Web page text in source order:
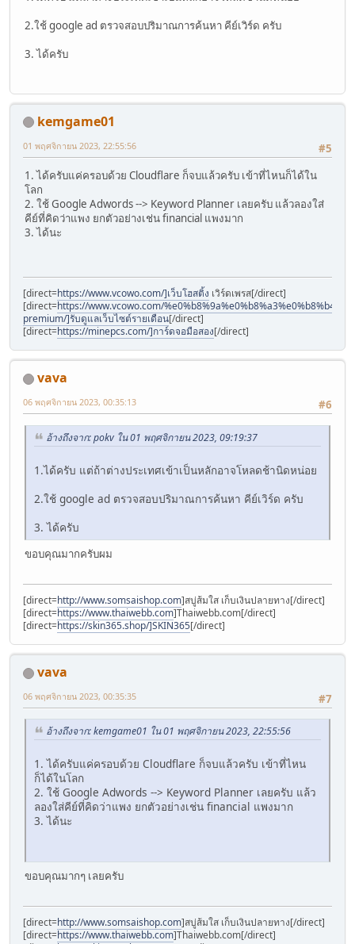
2.ใช้ google ad ตรวจสอบปริมาณการค้นหา คีย์เวิร์ด ครับ
3. ได้ครับ
kemgame01
#5
01 พฤศจิกายน 2023, 22:55:56
1. ได้ครับแค่ครอบด้วย Cloudflare ก็จบแล้วครับ เข้าที่ไหนก็ได้ใน
โลก
2. ใช้ Google Adwords --> Keyword Planner เลยครับ แล้วลองใส่
คีย์ที่คิดว่าแพง ยกตัวอย่างเช่น financial แพงมาก
3. ได้นะ
[direct=https://www.vcowo.com/]เว็บโฮสติ้ง เวิร์ดเพรส[/direct]
[direct=https://www.vcowo.com/
premium/]รับดูแลเว็บไซต์รายเดือน[/direct]
[direct=https://minepcs.com/]การ์ดจอมือสอง[/direct]
vava
#6
06 พฤศจิกายน 2023, 00:35:13
อ้างถึงจาก: pokv ใน 01 พฤศจิกายน 2023, 09:19:37
1.ได้ครับ แต่ถ้าต่างประเทศเข้าเป็นหลักอาจโหลดช้านิดหน่อย
2.ใช้ google ad ตรวจสอบปริมาณการค้นหา คีย์เวิร์ด ครับ
3. ได้ครับ
ขอบคุณมากครับผม
[direct=http://www.somsaishop.com]สบู่ส้มใส เก็บเงินปลายทาง[/direct]
[direct=https://www.thaiwebb.com]Thaiwebb.com[/direct]
[direct=https://skin365.shop/]SKIN365[/direct]
vava
#7
06 พฤศจิกายน 2023, 00:35:35
อ้างถึงจาก: kemgame01 ใน 01 พฤศจิกายน 2023, 22:55:56
1. ได้ครับแค่ครอบด้วย Cloudflare ก็จบแล้วครับ เข้าที่ไหน
ก็ได้ในโลก
2. ใช้ Google Adwords --> Keyword Planner เลยครับ แล้ว
ลองใส่คีย์ที่คิดว่าแพง ยกตัวอย่างเช่น financial แพงมาก
3. ได้นะ
ขอบคุณมากๆ เลยครับ
[direct=http://www.somsaishop.com]สบู่ส้มใส เก็บเงินปลายทาง[/direct]
[direct=https://www.thaiwebb.com]Thaiwebb.com[/direct]